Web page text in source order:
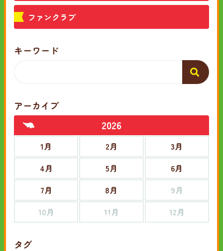
ファンクラブ
キーワード
アーカイブ
2026
1月 2月
3月
4月
5月
6月
7月
8月
9月
10月
11月 12月
タグ